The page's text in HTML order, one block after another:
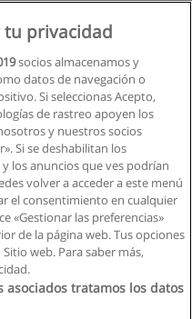
tu privacidad
socios almacenamos y
datos de navegación o
Si seleccionas Acepto,
de rastreo apoyen los
y nuestros socios
Si se deshabilitan los
los anuncios que ves podrían
volver a acceder a este menú
el consentimiento en cualquier
«Gestionar las preferencias»
de la página web. Tus opciones
web. Para saber más,
asociados tratamos los datos